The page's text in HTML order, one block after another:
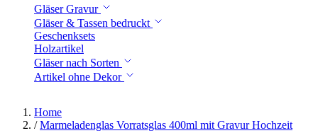
Gläser Gravur
Gläser & Tassen bedruckt
Geschenksets
Holzartikel
Gläser nach Sorten
Artikel ohne Dekor
Home
/ Marmeladenglas Vorratsglas 400ml mit Gravur Hochzeit